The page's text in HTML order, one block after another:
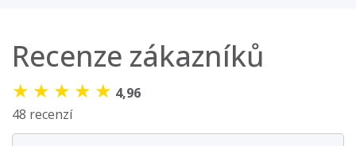
Recenze zákazníků
★ ★ ★ ★ ★ 4,96
48 recenzí